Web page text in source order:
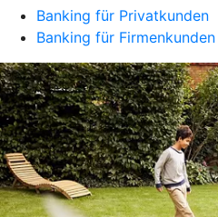
Banking für Privatkunden
Banking für Firmenkunden